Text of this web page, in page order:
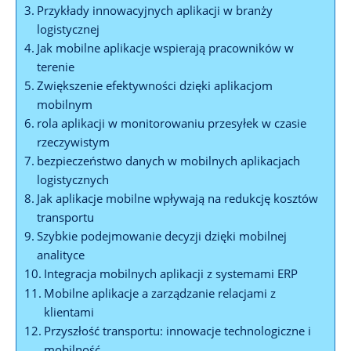
Przykłady innowacyjnych aplikacji ⁣w​ branży
logistycznej
Jak mobilne aplikacje wspierają pracowników w
terenie
Zwiększenie efektywności dzięki aplikacjom⁢
mobilnym
rola aplikacji w ‌monitorowaniu przesyłek w czasie
rzeczywistym
bezpieczeństwo danych w mobilnych aplikacjach
logistycznych
Jak aplikacje ⁢mobilne wpływają na redukcję kosztów
transportu
Szybkie podejmowanie decyzji dzięki mobilnej
analityce
Integracja ‌mobilnych aplikacji ‌z systemami ERP
Mobilne⁤ aplikacje a zarządzanie⁢ relacjami z
klientami
Przyszłość transportu: innowacje technologiczne i⁢